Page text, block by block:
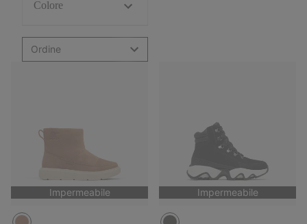
Colore
Ordine
Impermeabile Impermeabile